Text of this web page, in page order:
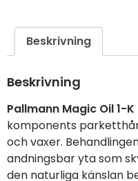
Beskrivning
Beskrivning
Pallmann Magic Oil 1-K
komponents
och vaxer.
andningsbar yta som
den naturliga känslan